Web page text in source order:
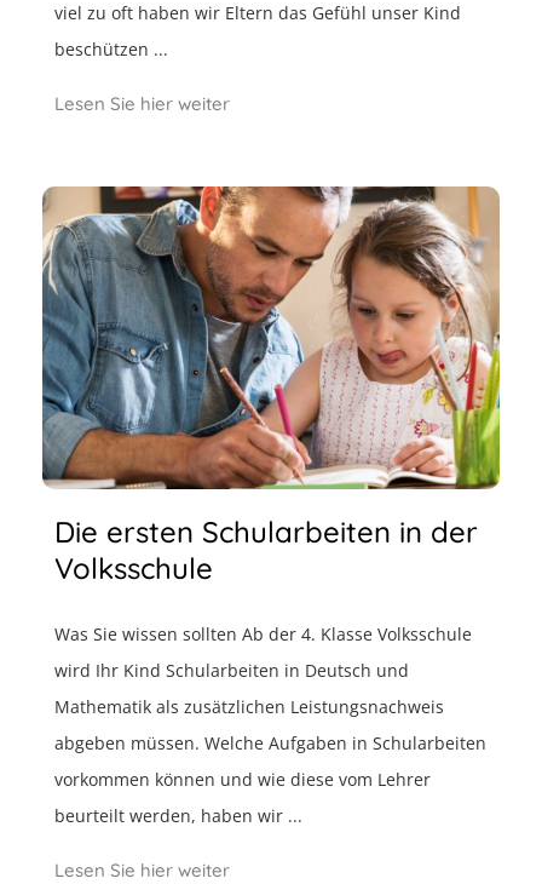
viel zu oft haben wir Eltern das Gefühl unser Kind
beschützen ...
Lesen Sie hier weiter
Die ersten Schularbeiten in der
Volksschule
Was Sie wissen sollten Ab der 4. Klasse Volksschule
wird Ihr Kind Schularbeiten in Deutsch und
Mathematik als zusätzlichen Leistungsnachweis
abgeben müssen. Welche Aufgaben in Schularbeiten
vorkommen können und wie diese vom Lehrer
beurteilt werden, haben wir ...
Lesen Sie hier weiter